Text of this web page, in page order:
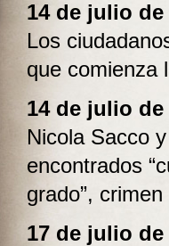
14 de julio de
Los
que comienza
14 de julio de
Nicola Sacco
encontrados
grado”,
17 de julio de